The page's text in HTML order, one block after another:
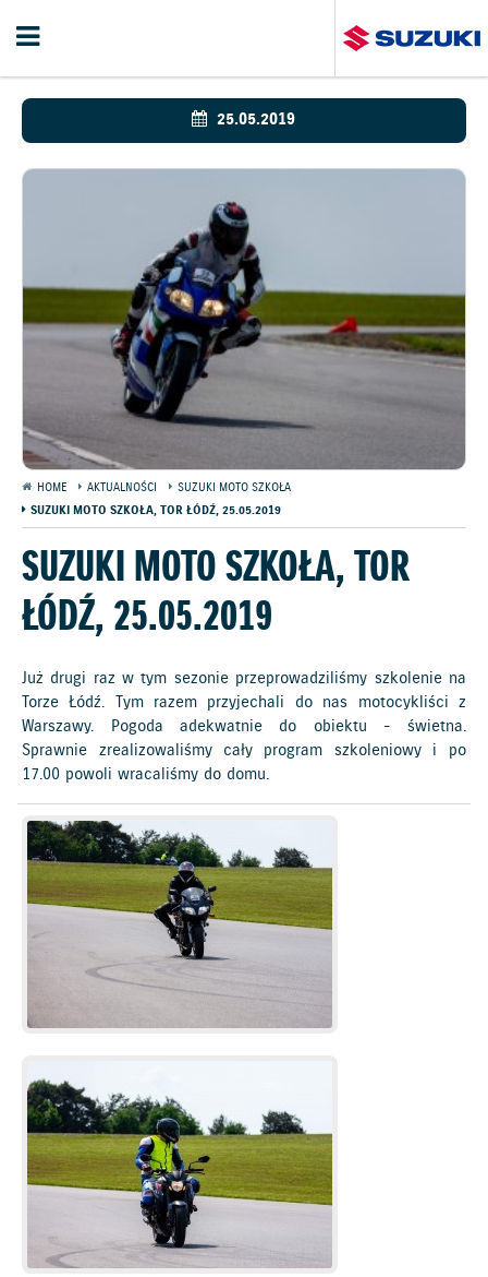
25.05.2019
HOME AKTUALNOŚCI
SUZUKI MOTO SZKOŁA
SUZUKI MOTO SZKOŁA, TOR ŁÓDŹ, 25.05.2019
SUZUKI MOTO SZKOŁA, TOR
ŁÓDŹ, 25.05.2019
Już drugi raz w tym sezonie przeprowadziliśmy szkolenie na
Torze Łódź. Tym razem przyjechali do nas motocykliści z
Warszawy. Pogoda adekwatnie do obiektu - świetna.
Sprawnie zrealizowaliśmy cały program szkoleniowy i po
17.00 powoli wracaliśmy do domu.